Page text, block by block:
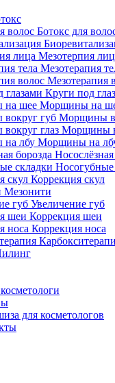
Ботокс для
Мезотерпия
Мезотерапия
Мезотерапия
Круги под
Морщины на
Морщины
Морщины
Морщины на
Носогубные
Коррекция скул
Мезонити
Увеличение губ
Коррекция шеи
Коррекция носа
для косметологов